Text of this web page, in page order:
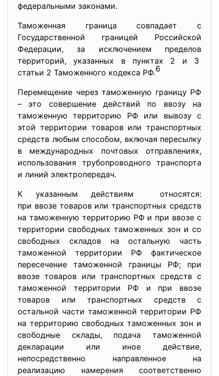
федеральными законами.
Таможенная граница совпадает с
Государственной границей Российской
Федерации, за исключением пределов
территорий, указанных в пунктах 2 и 3
статьи 2 Таможенного кодекса РФ.6
Перемещение через таможенную границу РФ
– это совершение действий по ввозу на
таможенную территорию РФ или вывозу с
этой территории товаров или транспортных
средств любым способом, включая пересылку
в международных почтовых отправлениях,
использования трубопроводного транспорта
и линий электропередач.
К указанным действиям относятся:
при ввозе товаров или транспортных средств
на таможенную территорию РФ и при ввозе с
территории свободных таможенных зон и со
свободных складов на остальную часть
таможенной территории РФ фактическое
пересечение таможенной границы РФ; при
ввозе товаров или транспортных средств с
таможенной территории РФ и при ввозе
товаров или транспортных средств с
остальной части таможенной территории РФ
на территорию свободных таможенных зон и
свободные склады, подача таможенной
декларации или иное действие,
непосредственно направленное на
реализацию намерения соответственно